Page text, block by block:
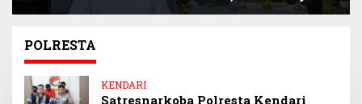
Selamatkan
Miliaran Rupiah
Melalui Penindakan
Barang Kena Cukai
Ilegal
Sultra Beri Santunan
POLRESTA
KENDARI
Satresnarkoba Polresta Kendari